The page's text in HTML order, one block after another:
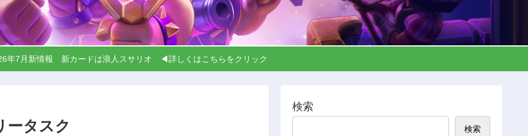
年7月新情報 新カードは浪人スサリオ ◀詳しくはこちらをクリック
ータスク
検索
検索